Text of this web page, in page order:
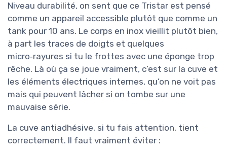
Niveau durabilité, on sent que ce Tristar est pensé
comme un appareil accessible plutôt que comme un
tank pour 10 ans. Le corps en inox vieillit plutôt bien,
à part les traces de doigts et quelques
micro‑rayures si tu le frottes avec une éponge trop
rêche. Là où ça se joue vraiment, c’est sur la cuve et
les éléments électriques internes, qu’on ne voit pas
mais qui peuvent lâcher si on tombe sur une
mauvaise série.
La cuve antiadhésive, si tu fais attention, tient
correctement. Il faut vraiment éviter :